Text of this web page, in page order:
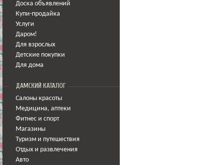
Доска объявлений
Купи-продайка
Услуги
Даром!
Для взрослых
Детские покупки
Для дома
ДАМСКИЙ КАТАЛОГ
Салоны красоты
Медицина, аптеки
Фитнес и спорт
Магазины
Туризм и путешествия
Отдых и развлечения
Авто